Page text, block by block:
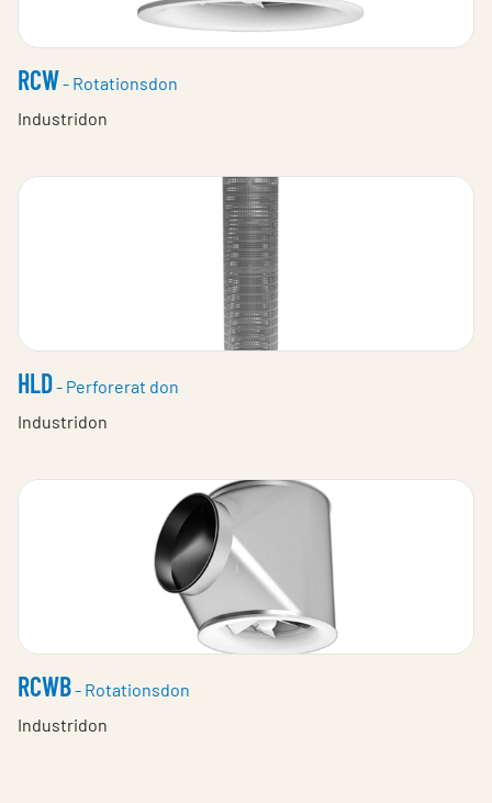
RCW- Rotationsdon
Industridon
HLD- Perforerat don
Industridon
RCWB- Rotationsdon
Industridon